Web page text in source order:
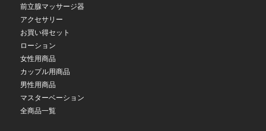
前立腺マッサージ器
アクセサリー
お買い得セット
ローション
女性用商品
カップル用商品
男性用商品
マスターベーション
全商品一覧